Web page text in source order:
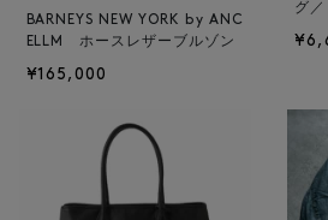
BARNEYS NEW YORK by ANC
ELLM ホースレザーブルゾン
¥165,000
グ／